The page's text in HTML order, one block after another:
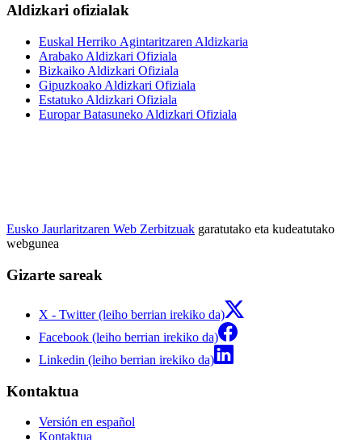
Aldizkari ofizialak
Euskal Herriko Agintaritzaren Aldizkaria
Arabako Aldizkari Ofiziala
Bizkaiko Aldizkari Ofiziala
Gipuzkoako Aldizkari Ofiziala
Estatuko Aldizkari Ofiziala
Europar Batasuneko Aldizkari Ofiziala
Eusko Jaurlaritzaren Web Zerbitzuak garatutako eta kudeatutako
webgunea
Gizarte sareak
X - Twitter (leiho berrian irekiko da)
Facebook (leiho berrian irekiko da)
Linkedin (leiho berrian irekiko da)
Kontaktua
Versión en español
Kontaktua